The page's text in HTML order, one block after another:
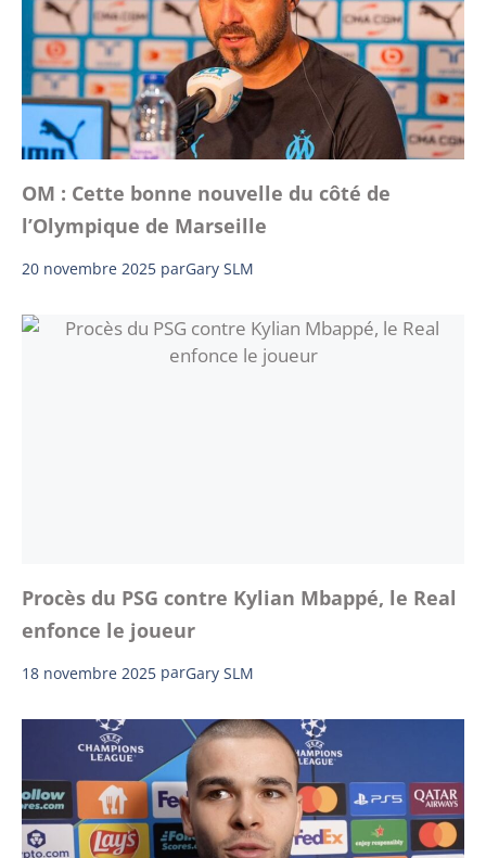
OM : Cette bonne nouvelle du côté de
l’Olympique de Marseille
20 novembre 2025 parGary SLM
Procès du PSG contre Kylian Mbappé, le Real
enfonce le joueur
18 novembre 2025 parGary SLM